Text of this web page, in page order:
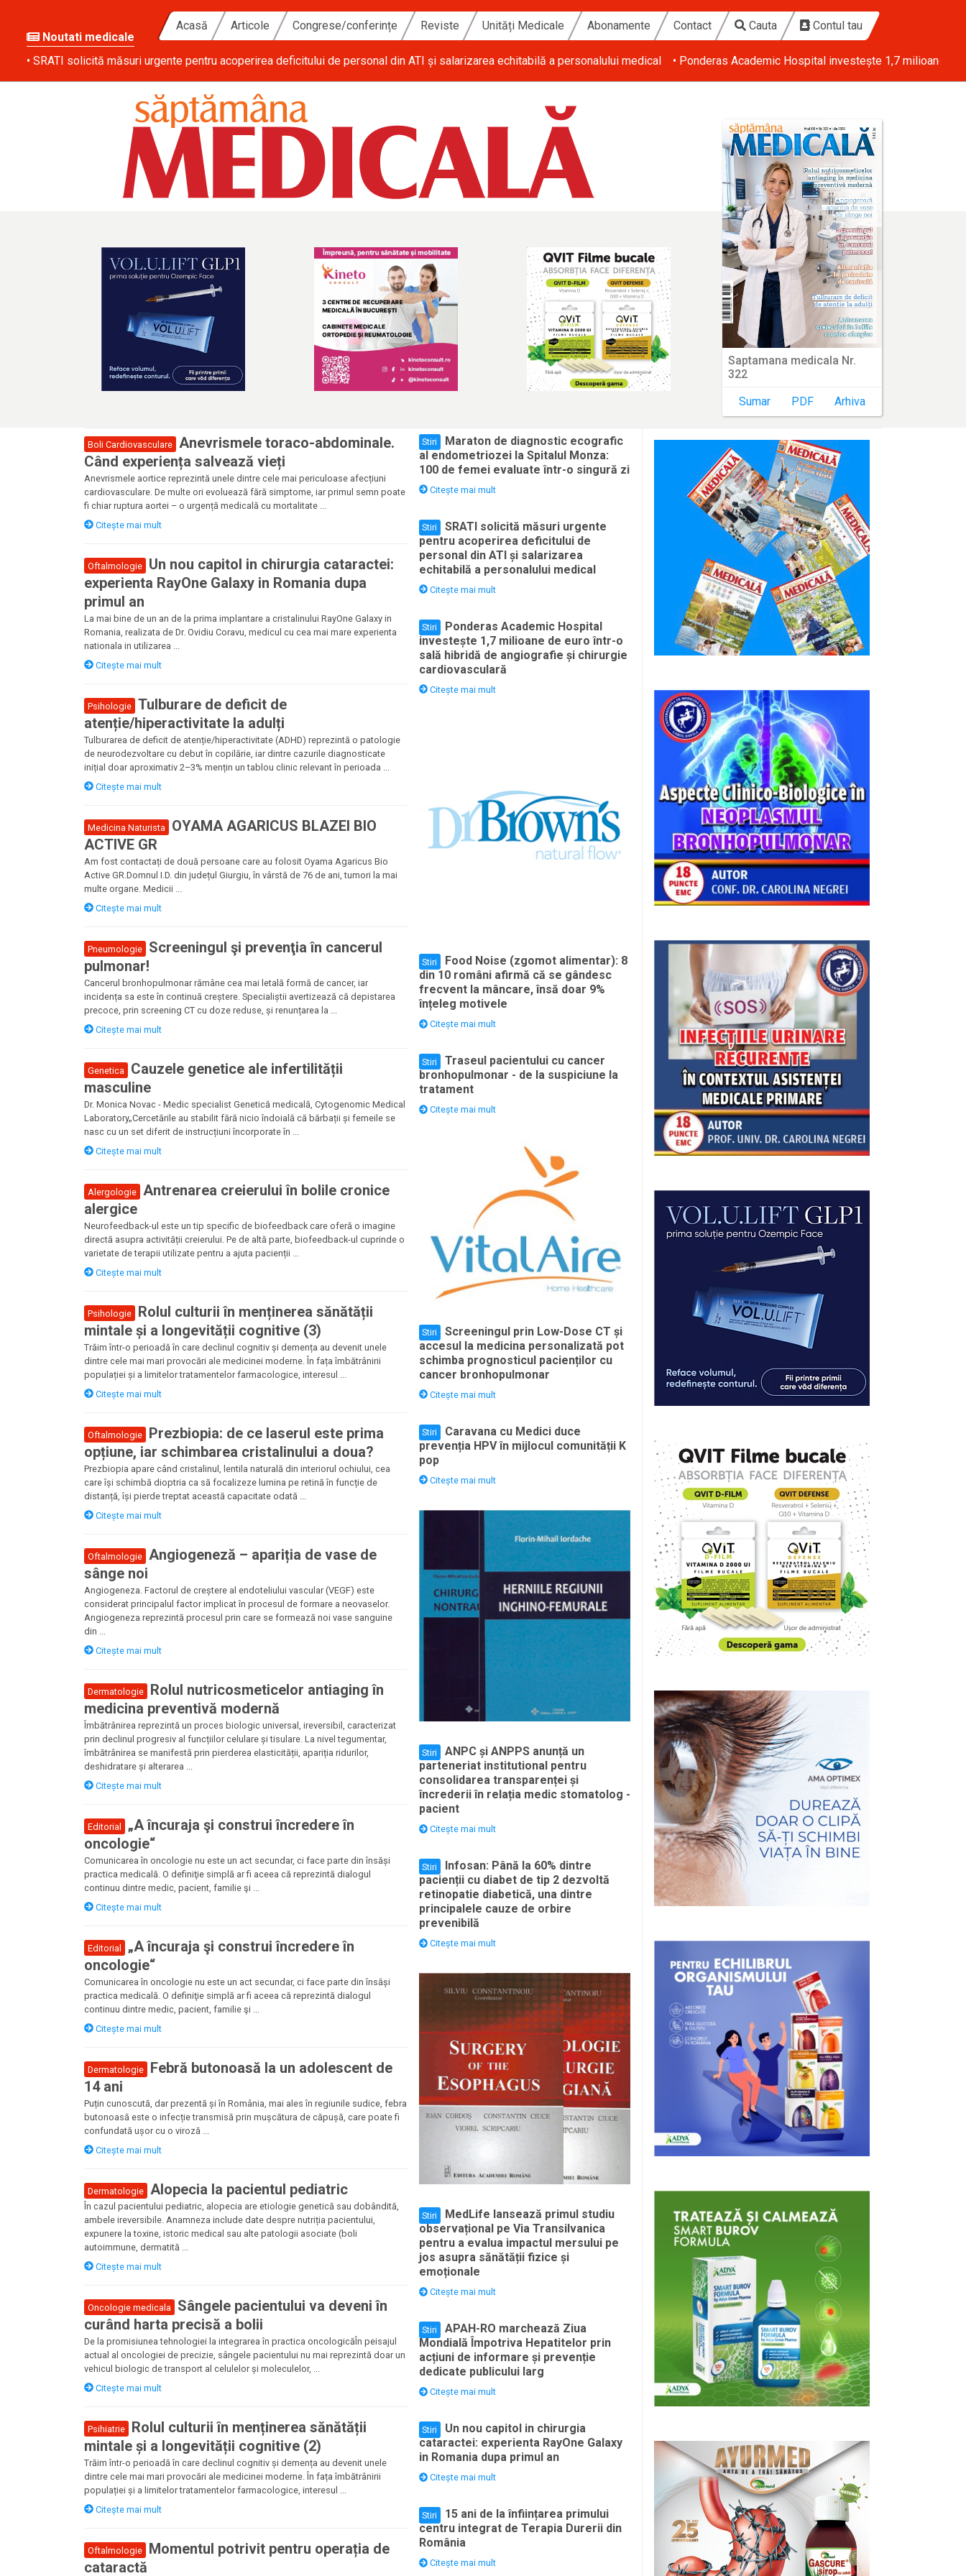
Acasă Articole Congrese/conferințe Reviste Unități Medicale Abonamente Contact Cauta
Contul tau
Noutati medicale
• SRATI solicită măsuri urgente pentru acoperirea deficitului de personal din ATI și salarizarea echitabilă a personalului medical • Ponderas Academic Hospital investește 1,7 milioane
Saptamana medicala Nr.
322
Sumar
PDF Arhiva
Boli Cardiovasculare
Anevrismele toraco-abdominale.
Când experiența salvează vieți
Anevrismele aortice reprezintă unele dintre cele mai periculoase afecțiuni
cardiovasculare. De multe ori evoluează fără simptome, iar primul semn poate
fi chiar ruptura aortei – o urgență medicală cu mortalitate ...
Citește mai mult
Oftalmologie
Un nou capitol in chirurgia cataractei:
experienta RayOne Galaxy in Romania dupa
primul an
La mai bine de un an de la prima implantare a cristalinului RayOne Galaxy in
Romania, realizata de Dr. Ovidiu Coravu, medicul cu cea mai mare experienta
nationala in utilizarea ...
Citește mai mult
Psihologie
Tulburare de deficit de
atenție/hiperactivitate la adulți
Tulburarea de deficit de atenție/hiperactivitate (ADHD) reprezintă o patologie
de neurodezvoltare cu debut în copilărie, iar dintre cazurile diagnosticate
inițial doar aproximativ 2–3% mențin un tablou clinic relevant în perioada ...
Citește mai mult
Medicina Naturista
OYAMA AGARICUS BLAZEI BIO
ACTIVE GR
Am fost contactați de două persoane care au folosit Oyama Agaricus Bio
Active GR.Domnul I.D. din județul Giurgiu, în vârstă de 76 de ani, tumori la mai
multe organe. Medicii ...
Citește mai mult
Pneumologie
Screeningul şi prevenţia în cancerul
pulmonar!
Cancerul bronhopulmonar rămâne cea mai letală formă de cancer, iar
incidența sa este în continuă creștere. Specialiștii avertizează că depistarea
precoce, prin screening CT cu doze reduse, și renunțarea la ...
Citește mai mult
Genetica
Cauzele genetice ale infertilității
masculine
Dr. Monica Novac - Medic specialist Genetică medicală, Cytogenomic Medical
Laboratory„Cercetările au stabilit fără nicio îndoială că bărbații și femeile se
nasc cu un set diferit de instrucțiuni încorporate în ...
Citește mai mult
Alergologie
Antrenarea creierului în bolile cronice
alergice
Neurofeedback-ul este un tip specific de biofeedback care oferă o imagine
directă asupra activității creierului. Pe de altă parte, biofeedback-ul cuprinde o
varietate de terapii utilizate pentru a ajuta pacienții ...
Citește mai mult
Psihologie
Rolul culturii în menținerea sănătății
mintale și a longevității cognitive (3)
Trăim într-o perioadă în care declinul cognitiv și demența au devenit unele
dintre cele mai mari provocări ale medicinei moderne. În fața îmbătrânirii
populației și a limitelor tratamentelor farmacologice, interesul ...
Citește mai mult
Oftalmologie
Prezbiopia: de ce laserul este prima
opțiune, iar schimbarea cristalinului a doua?
Prezbiopia apare când cristalinul, lentila naturală din interiorul ochiului, cea
care își schimbă dioptria ca să focalizeze lumina pe retină în funcție de
distanță, își pierde treptat această capacitate odată ...
Citește mai mult
Oftalmologie
Angiogeneză – apariția de vase de
sânge noi
Angiogeneza. Factorul de creștere al endoteliului vascular (VEGF) este
considerat principalul factor implicat în procesul de formare a neovaselor.
Angiogeneza reprezintă procesul prin care se formează noi vase sanguine
din ...
Citește mai mult
Dermatologie
Rolul nutricosmeticelor antiaging în
medicina preventivă modernă
Îmbătrânirea reprezintă un proces biologic universal, ireversibil, caracterizat
prin declinul progresiv al funcțiilor celulare și tisulare. La nivel tegumentar,
îmbătrânirea se manifestă prin pierderea elasticității, apariția ridurilor,
deshidratare și alterarea ...
Citește mai mult
Editorial
„A încuraja şi construi încredere în
oncologie“
Comunicarea în oncologie nu este un act secundar, ci face parte din însăși
practica medicală. O definiţie simplă ar fi aceea că reprezintă dialogul
continuu dintre medic, pacient, familie şi ...
Citește mai mult
Editorial
„A încuraja şi construi încredere în
oncologie“
Comunicarea în oncologie nu este un act secundar, ci face parte din însăși
practica medicală. O definiţie simplă ar fi aceea că reprezintă dialogul
continuu dintre medic, pacient, familie şi ...
Citește mai mult
Dermatologie
Febră butonoasă la un adolescent de
14 ani
Puțin cunoscută, dar prezentă și în România, mai ales în regiunile sudice, febra
butonoasă este o infecție transmisă prin mușcătura de căpușă, care poate fi
confundată ușor cu o viroză ...
Citește mai mult
Dermatologie Alopecia la pacientul pediatric
În cazul pacientului pediatric, alopecia are etiologie genetică sau dobândită,
ambele ireversibile. Anamneza include date despre nutriția pacientului,
expunere la toxine, istoric medical sau alte patologii asociate (boli
autoimmune, dermatită ...
Citește mai mult
Oncologie medicala
Sângele pacientului va deveni în
curând harta precisă a bolii
De la promisiunea tehnologiei la integrarea în practica oncologicăÎn peisajul
actual al oncologiei de precizie, sângele pacientului nu mai reprezintă doar un
vehicul biologic de transport al celulelor și moleculelor, ...
Citește mai mult
Psihiatrie
Rolul culturii în menținerea sănătății
mintale și a longevității cognitive (2)
Trăim într-o perioadă în care declinul cognitiv și demența au devenit unele
dintre cele mai mari provocări ale medicinei moderne. În fața îmbătrânirii
populației și a limitelor tratamentelor farmacologice, interesul ...
Citește mai mult
Oftalmologie
Momentul potrivit pentru operația de
cataractă
Stiri
Maraton de diagnostic ecografic
al endometriozei la Spitalul Monza:
100 de femei evaluate într-o singură zi
Citește mai mult
Stiri
SRATI solicită măsuri urgente
pentru acoperirea deficitului de
personal din ATI și salarizarea
echitabilă a personalului medical
Citește mai mult
Stiri
Ponderas Academic Hospital
investește 1,7 milioane de euro într-o
sală hibridă de angiografie și chirurgie
cardiovasculară
Citește mai mult
Stiri
Food Noise (zgomot alimentar): 8
din 10 români afirmă că se gândesc
frecvent la mâncare, însă doar 9%
înțeleg motivele
Citește mai mult
Stiri
Traseul pacientului cu cancer
bronhopulmonar - de la suspiciune la
tratament
Citește mai mult
Stiri
Screeningul prin Low-Dose CT și
accesul la medicina personalizată pot
schimba prognosticul pacienților cu
cancer bronhopulmonar
Citește mai mult
Stiri
Caravana cu Medici duce
prevenția HPV în mijlocul comunității K
pop
Citește mai mult
Stiri
ANPC și ANPPS anunță un
parteneriat institutional pentru
consolidarea transparenței și
încrederii în relația medic stomatolog -
pacient
Citește mai mult
Stiri
Infosan: Până la 60% dintre
pacienții cu diabet de tip 2 dezvoltă
retinopatie diabetică, una dintre
principalele cauze de orbire
prevenibilă
Citește mai mult
Stiri
MedLife lansează primul studiu
observațional pe Via Transilvanica
pentru a evalua impactul mersului pe
jos asupra sănătății fizice și
emoționale
Citește mai mult
Stiri
APAH-RO marchează Ziua
Mondială Împotriva Hepatitelor prin
acțiuni de informare și prevenție
dedicate publicului larg
Citește mai mult
Stiri
Un nou capitol in chirurgia
cataractei: experienta RayOne Galaxy
in Romania dupa primul an
Citește mai mult
Stiri
15 ani de la înființarea primului
centru integrat de Terapia Durerii din
România
Citește mai mult